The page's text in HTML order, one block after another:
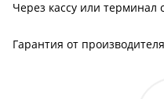
Через кассу или
Гарантия от производителя